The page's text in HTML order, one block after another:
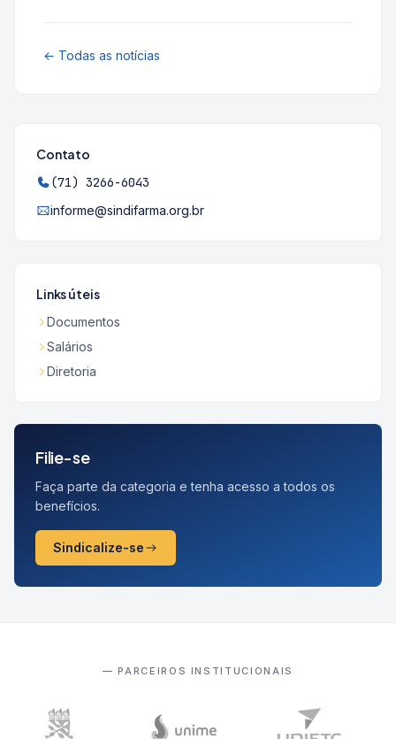
← Todas as notícias
Contato
(71) 3266-6043
informe@sindifarma.org.br
Links úteis
Documentos
Salários
Diretoria
Filie-se
Faça parte da categoria e tenha acesso a todos os
benefícios.
Sindicalize-se
— PARCEIROS INSTITUCIONAIS